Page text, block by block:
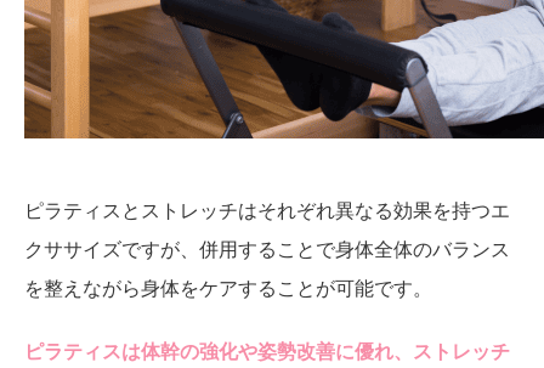
ピラティスとストレッチはそれぞれ異なる効果を持つエ
クササイズですが、併用することで身体全体のバランス
を整えながら身体をケアすることが可能です。
ピラティスは体幹の強化や姿勢改善に優れ、ストレッチ